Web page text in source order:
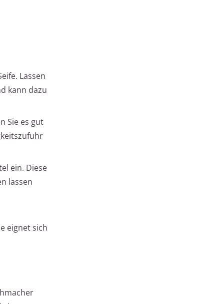
Lassen
kann dazu
Sie es gut
ein. Diese
lassen
eignet sich